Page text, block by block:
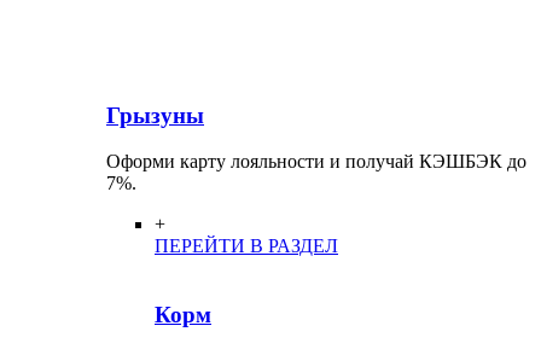
Грызуны
Оформи карту лояльности и получай КЭШБЭК до
7%.
+
ПЕРЕЙТИ В РАЗДЕЛ
Корм